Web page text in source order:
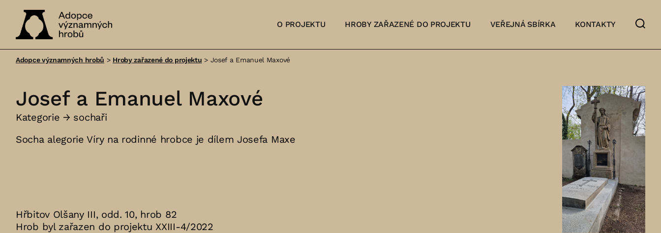
významných
O PROJEKTU HROBY ZAŘAZENÉ DO PROJEKTU VEŘEJNÁ SBÍRKA KONTAKTY
Adopce významných hrobů > Hroby zařazené do projektu > Josef a Emanuel Maxové
Josef a Emanuel Maxové
Kategorie → sochaři
Socha alegorie Víry na rodinné hrobce je dílem Josefa Maxe
Hřbitov Olšany III, odd. 10, hrob 82
Hrob byl zařazen do projektu XXIII-4/2022